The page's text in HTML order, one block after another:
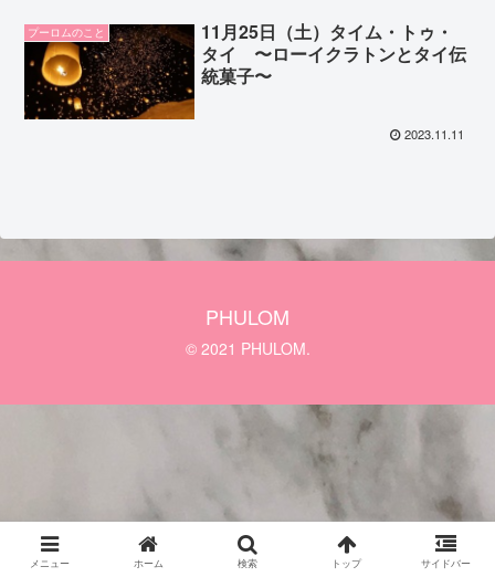
プーロムのこと
11月25日（土）タイム・トゥ・
タイ 〜ローイクラトンとタイ伝
統菓子〜
2023.11.11
PHULOM
© 2021 PHULOM.
メニュー ホーム 検索 トップ サイドバー